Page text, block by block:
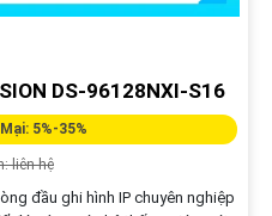
DS-96128NXI-S16
5%-35%
liên hệ
đầu ghi hình IP chuyên nghiệp